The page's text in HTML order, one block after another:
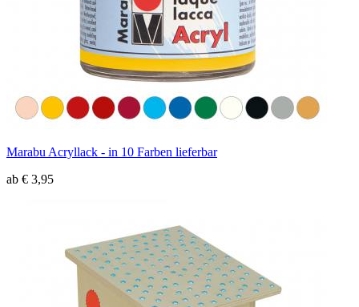
Marabu Acryllack - in 10 Farben lieferbar
ab € 3,95